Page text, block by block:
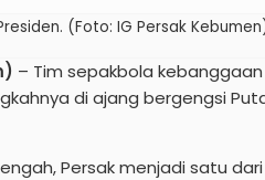
(Foto: IG Persak
– Tim sepakbola
di ajang bergengsi
Persak menjadi satu